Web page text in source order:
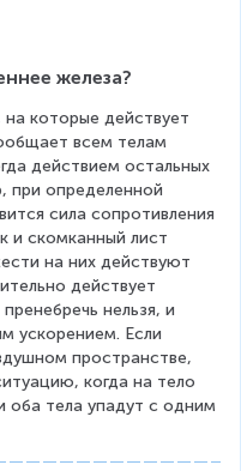
N
{
}
{
с
^
2
}
{
я
ж
е
с
т
и
}
}
железа?
которые действует
всем телам
действием остальных
при определенной
сила сопротивления
и скомканный лист
на них действуют
действует
нельзя, и
ускорением. Если
пространстве,
когда на тело
оба тела упадут с одним